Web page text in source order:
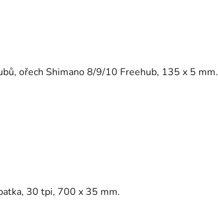
ořech Shimano 8/9/10 Freehub, 135 x 5 mm.
30 tpi, 700 x 35 mm.